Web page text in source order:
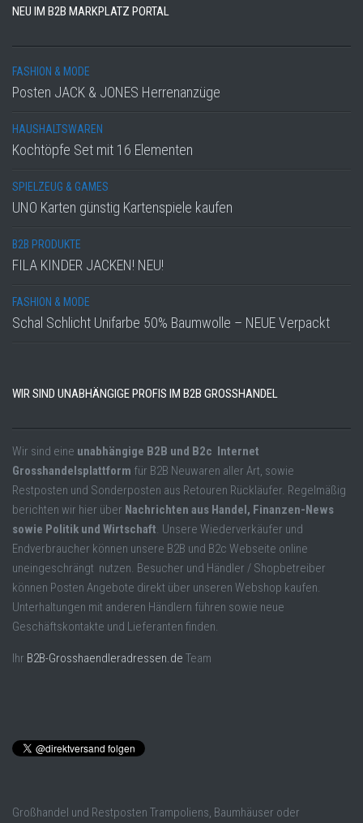
NEU IM B2B MARKPLATZ PORTAL
FASHION & MODE
Posten JACK & JONES Herrenanzüge
HAUSHALTSWAREN
Kochtöpfe Set mit 16 Elementen
SPIELZEUG & GAMES
UNO Karten günstig Kartenspiele kaufen
B2B PRODUKTE
FILA KINDER JACKEN! NEU!
FASHION & MODE
Schal Schlicht Unifarbe 50% Baumwolle – NEUE Verpackt
WIR SIND UNABHÄNGIGE PROFIS IM B2B GROSSHANDEL
Wir sind eine unabhängige B2B und B2c Internet
Grosshandelsplattform für B2B Neuwaren aller Art, sowie
Restposten und Sonderposten aus Retouren Rückläufer. Regelmäßig
berichten wir hier über Nachrichten aus Handel, Finanzen-News
sowie Politik und Wirtschaft . Unsere Wiederverkäufer und
Endverbraucher können unsere B2B und B2c Webseite online
uneingeschrängt nutzen. Besucher und Händler / Shopbetreiber
können Posten Angebote direkt über unseren Webshop kaufen.
Unterhaltungen mit anderen Händlern führen sowie neue
Geschäftskontakte und Lieferanten finden.
Ihr B2B-Grosshaendleradressen.de Team
Großhandel und Restposten Trampoliens, Baumhäuser oder